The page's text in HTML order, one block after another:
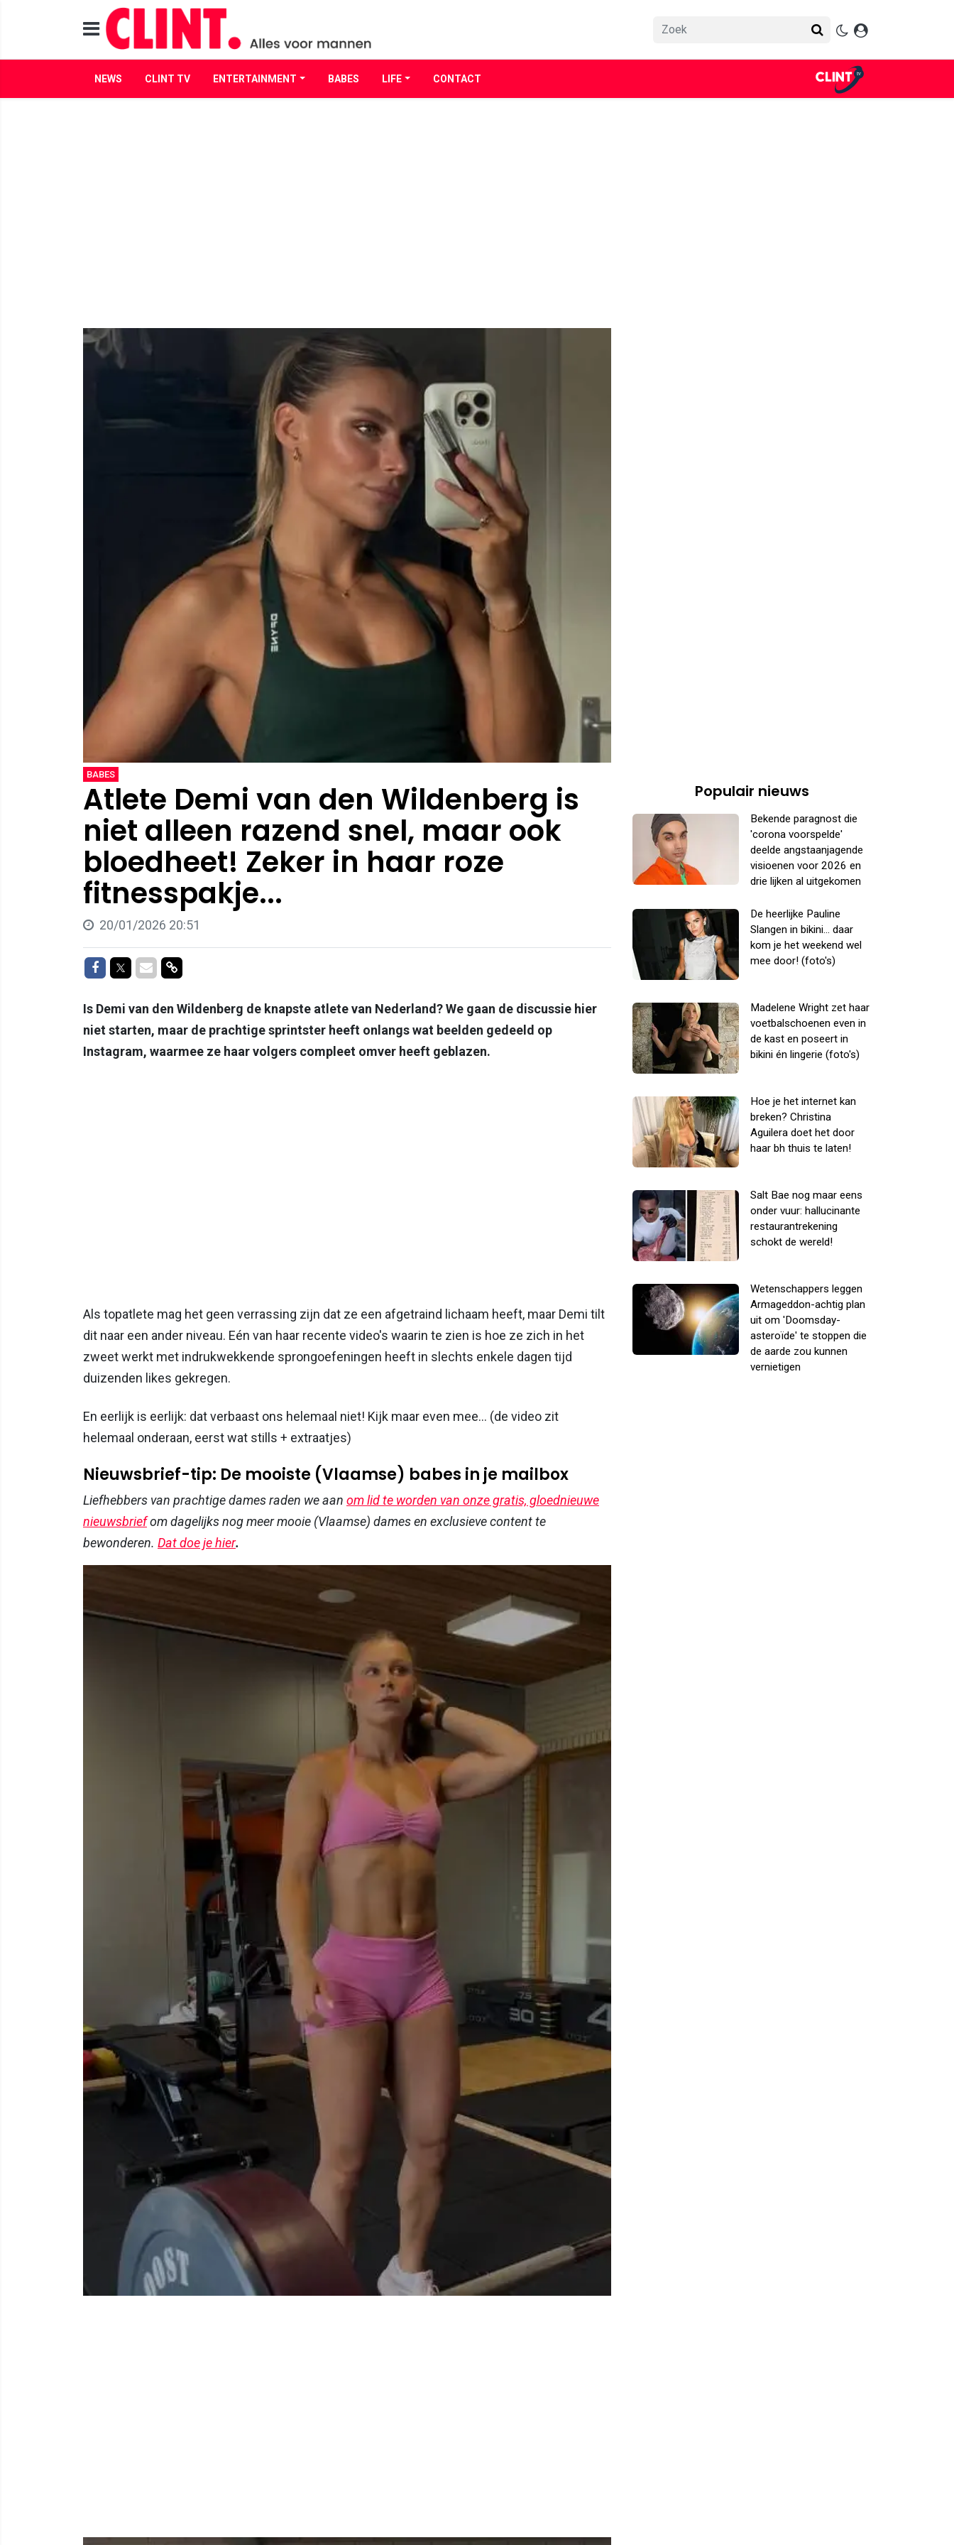
NEWS CLINT TV ENTERTAINMENT BABES LIFE CONTACT
BABES
Atlete Demi van den Wildenberg is
niet alleen razend snel, maar ook
bloedheet! Zeker in haar roze
fitnesspakje...
20/01/2026 20:51
Delen op Facebook
Delen op Twitter
Delen via Mail
Delen via link
Is Demi van den Wildenberg de knapste atlete van Nederland? We gaan de discussie hier
niet starten, maar de prachtige sprintster heeft onlangs wat beelden gedeeld op
Instagram, waarmee ze haar volgers compleet omver heeft geblazen.
Als topatlete mag het geen verrassing zijn dat ze een afgetraind lichaam heeft, maar Demi tilt
dit naar een ander niveau. Eén van haar recente video's waarin te zien is hoe ze zich in het
zweet werkt met indrukwekkende sprongoefeningen heeft in slechts enkele dagen tijd
duizenden likes gekregen.
En eerlijk is eerlijk: dat verbaast ons helemaal niet! Kijk maar even mee… (de video zit
helemaal onderaan, eerst wat stills + extraatjes)
Nieuwsbrief-tip: De mooiste (Vlaamse) babes in je mailbox
Liefhebbers van prachtige dames raden we aan om lid te worden van onze gratis, gloednieuwe
nieuwsbriefom dagelijks nog meer mooie (Vlaamse) dames en exclusieve content te
bewonderen. Dat doe je hier.
Populair nieuws
Bekende paragnost die
'corona voorspelde'
deelde angstaanjagende
visioenen voor 2026 en
drie lijken al uitgekomen
De heerlijke Pauline
Slangen in bikini... daar
kom je het weekend wel
mee door! (foto's)
Madelene Wright zet haar
voetbalschoenen even in
de kast en poseert in
bikini én lingerie (foto's)
Hoe je het internet kan
breken? Christina
Aguilera doet het door
haar bh thuis te laten!
Salt Bae nog maar eens
onder vuur: hallucinante
restaurantrekening
schokt de wereld!
Wetenschappers leggen
Armageddon-achtig plan
uit om 'Doomsday-
asteroïde' te stoppen die
de aarde zou kunnen
vernietigen